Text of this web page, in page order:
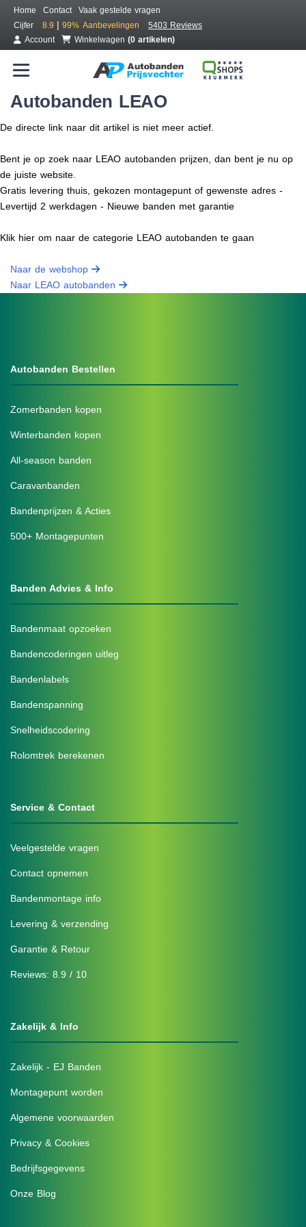
Home Contact
Vaak gestelde vragen
Cijfer
8.9 | 99% Aanbevelingen
5403 Reviews
Account
Winkelwagen (0 artikelen)
Autobanden LEAO
De directe link naar dit artikel is niet meer actief.
Bent je op zoek naar LEAO autobanden prijzen, dan bent je nu op
de juiste website.
Gratis levering thuis, gekozen montagepunt of gewenste adres -
Levertijd 2 werkdagen - Nieuwe banden met garantie
Klik hier om naar de categorie LEAO autobanden te gaan
Naar de webshop
Naar LEAO autobanden
Autobanden Bestellen
Zomerbanden kopen
Winterbanden kopen
All-season banden
Caravanbanden
Bandenprijzen & Acties
500+ Montagepunten
Banden Advies & Info
Bandenmaat opzoeken
Bandencoderingen uitleg
Bandenlabels
Bandenspanning
Snelheidscodering
Rolomtrek berekenen
Service & Contact
Veelgestelde vragen
Contact opnemen
Bandenmontage info
Levering & verzending
Garantie & Retour
Reviews: 8.9 / 10
Zakelijk & Info
Zakelijk - EJ Banden
Montagepunt worden
Algemene voorwaarden
Privacy & Cookies
Bedrijfsgegevens
Onze Blog